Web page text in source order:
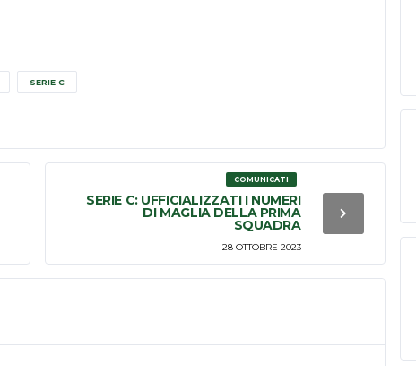
SERIE C
COMUNICATI
SERIE C: UFFICIALIZZATI I NUMERI
DI MAGLIA DELLA PRIMA
SQUADRA
28 OTTOBRE 2023